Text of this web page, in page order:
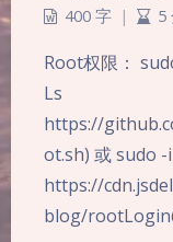
夜间模式
400 字 | 5
Root权限：
Ls
https://
ot.sh) 或 sudo
https://
blog/